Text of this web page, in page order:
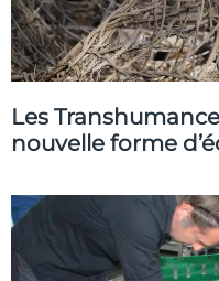
Les
nouvelle forme